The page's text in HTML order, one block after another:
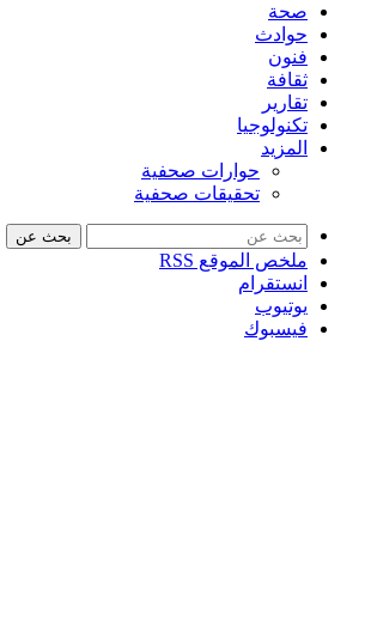
صحة
حوادث
فنون
ثقافة
تقارير
تكنولوجيا
المزيد
حوارات صحفية
تحقيقات صحفية
بحث عن
ملخص الموقع RSS
انستقرام
يوتيوب
فيسبوك